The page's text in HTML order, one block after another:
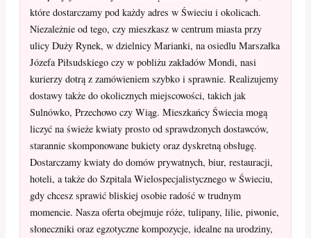
które dostarczamy pod każdy adres w Świeciu i okolicach.
Niezależnie od tego, czy mieszkasz w centrum miasta przy
ulicy Duży Rynek, w dzielnicy Marianki, na osiedlu Marszałka
Józefa Piłsudskiego czy w pobliżu zakładów Mondi, nasi
kurierzy dotrą z zamówieniem szybko i sprawnie. Realizujemy
dostawy także do okolicznych miejscowości, takich jak
Sulnówko, Przechowo czy Wiąg. Mieszkańcy Świecia mogą
liczyć na świeże kwiaty prosto od sprawdzonych dostawców,
starannie skomponowane bukiety oraz dyskretną obsługę.
Dostarczamy kwiaty do domów prywatnych, biur, restauracji,
hoteli, a także do Szpitala Wielospecjalistycznego w Świeciu,
gdy chcesz sprawić bliskiej osobie radość w trudnym
momencie. Nasza oferta obejmuje róże, tulipany, lilie, piwonie,
słoneczniki oraz egzotyczne kompozycje, idealne na urodziny,